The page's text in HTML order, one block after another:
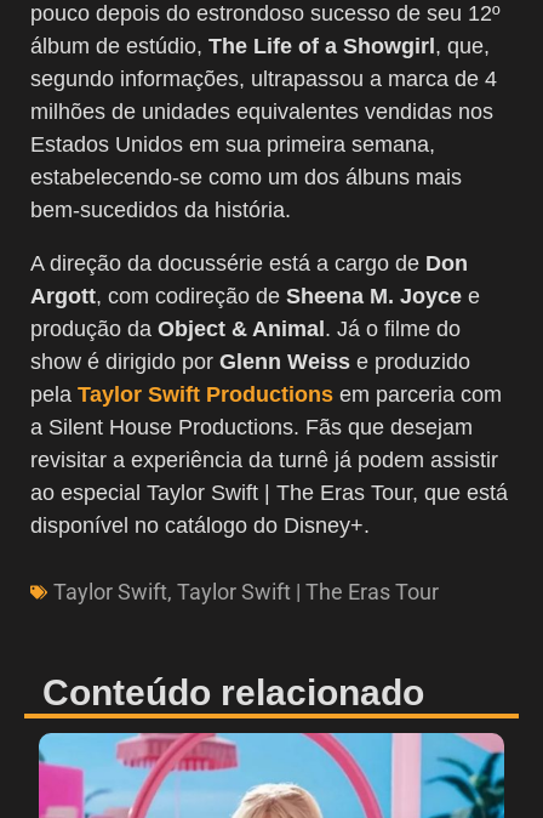
pouco depois do estrondoso sucesso de seu 12º
álbum de estúdio, The Life of a Showgirl , que,
segundo informações, ultrapassou a marca de 4
milhões de unidades equivalentes vendidas nos
Estados Unidos em sua primeira semana,
estabelecendo-se como um dos álbuns mais
bem-sucedidos da história.
A direção da docussérie está a cargo de Don
Argott, com codireção de Sheena M. Joyce e
produção da Object & Animal . Já o filme do
show é dirigido por Glenn Weiss e produzido
pela Taylor Swift Productions em parceria com
a Silent House Productions. Fãs que desejam
revisitar a experiência da turnê já podem assistir
ao especial Taylor Swift | The Eras Tour, que está
disponível no catálogo do Disney+.
Taylor Swift, Taylor Swift | The Eras Tour
Conteúdo relacionado